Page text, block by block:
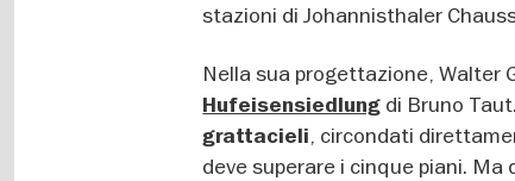
stazioni di Johannisthaler
Nella sua progettazione, Walter
Hufeisensiedlung di Bruno
grattacieli, circondati
deve superare i cinque piani.